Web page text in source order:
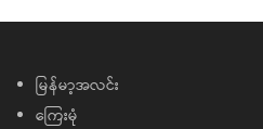
မြန်မာ့အလင်း
ကြေးမုံ